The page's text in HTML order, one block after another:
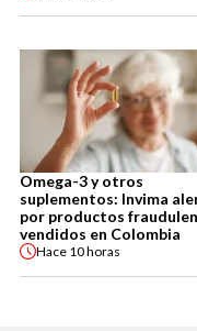
Omega-3 y otros
suplementos: Invima
por productos
vendidos en Colombia
Hace 10 horas